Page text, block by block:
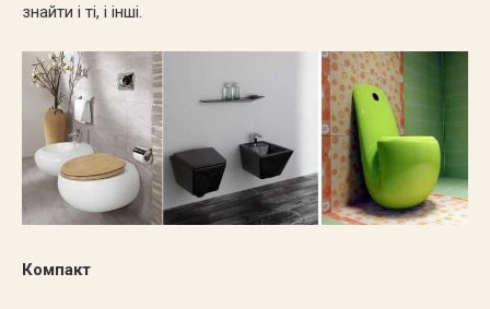
знайти і ті, і інші.
Компакт